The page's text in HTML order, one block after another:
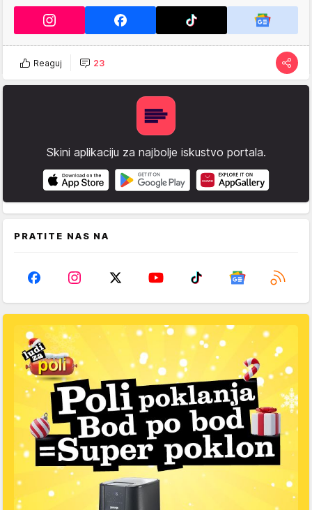
Reaguj 23
Skini aplikaciju za najbolje iskustvo portala.
PRATITE NAS NA